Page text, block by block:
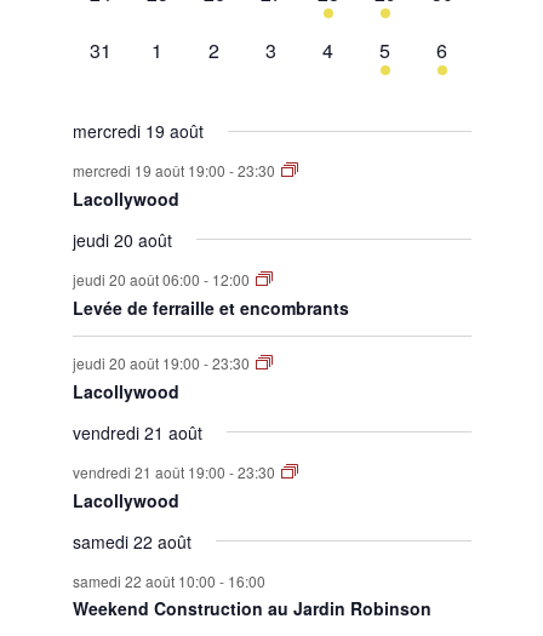
évènement,évènement,évènement,
0
31
0
1
0
2
0
3
0
évènement,
4
1
évènement,
5
1
évènement,
6
mercredi 19 août
mercredi 19 août 19:00 -23:30
Lacollywood
jeudi 20 août
jeudi 20 août 06:00 - 12:00
Levée de ferraille et encombrants
jeudi 20 août 19:00 -23:30
Lacollywood
vendredi 21 août
vendredi 21 août 19:00 -23:30
Lacollywood
samedi 22 août
samedi 22 août 10:00 - 16:00
Weekend Construction au Jardin Robinson